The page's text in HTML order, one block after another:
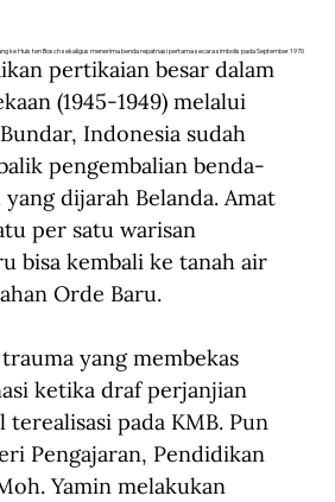
ke Huis ten Bosch sekaligus menerima benda repatriasi pertama secara simbolis pada September 1970
pertikaian besar dalam
(1945-1949) melalui
Indonesia sudah
pengembalian benda-
dijarah Belanda. Amat
per satu warisan
bisa kembali ke tanah air
Orde Baru.
yang membekas
ketika draf perjanjian
terealisasi pada KMB. Pun
Pengajaran, Pendidikan
Yamin melakukan